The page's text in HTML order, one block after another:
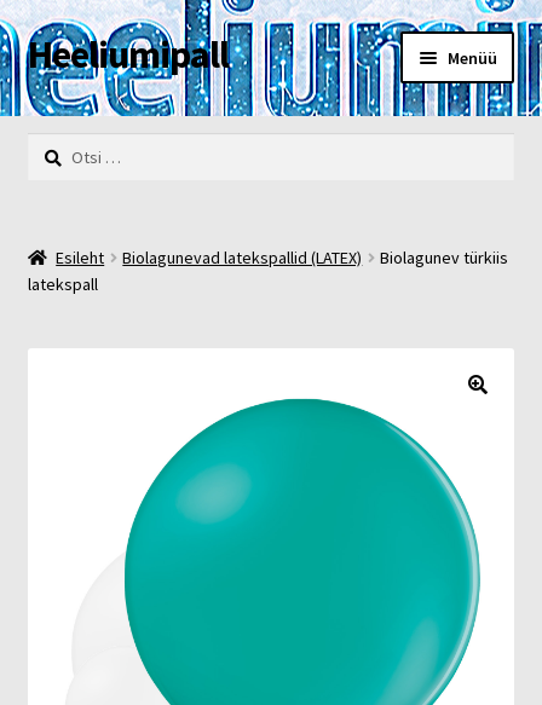
Liigu
navigeerimisele
Liigu
sisu
juurde
Heeliumipall Menüü
Esileht
Kontakt
Otsi:
Esileht Biolagunevad latekspallid (LATEX)
Biolagunev türkiis
latekspall